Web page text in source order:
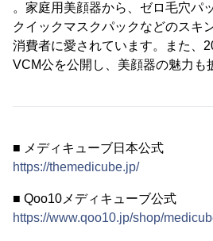
。家庭用美顔器から、ゼロ毛穴パ
クイックマスクパックなどのスキ
消費者に愛されています。また、
VCM公を公開し、美顔器の魅力も
■ メディキューブ日本公式
https://themedicube.jp/
■ Qoo10メディキューブ公式
https://www.qoo10.jp/shop/